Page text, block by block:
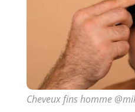
Cheveux fins homme